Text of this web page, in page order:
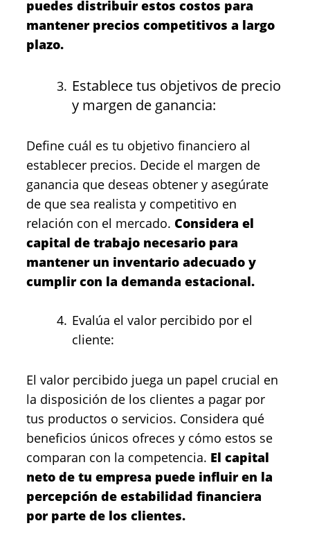
puedes distribuir estos costos para
mantener precios competitivos a largo
plazo.
Establece tus objetivos de precio
y margen de ganancia:
Define cuál es tu objetivo financiero al
establecer precios. Decide el margen de
ganancia que deseas obtener y asegúrate
de que sea realista y competitivo en
relación con el mercado. Considera el
capital de trabajo necesario para
mantener un inventario adecuado y
cumplir con la demanda estacional.
Evalúa el valor percibido por el
cliente:
El valor percibido juega un papel crucial en
la disposición de los clientes a pagar por
tus productos o servicios. Considera qué
beneficios únicos ofreces y cómo estos se
comparan con la competencia. El capital
neto de tu empresa puede influir en la
percepción de estabilidad financiera
por parte de los clientes.